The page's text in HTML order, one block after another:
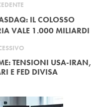
IL COLOSSO
VALE 1.000 MILIARDI
TENSIONI USA-IRAN,
E FED DIVISA